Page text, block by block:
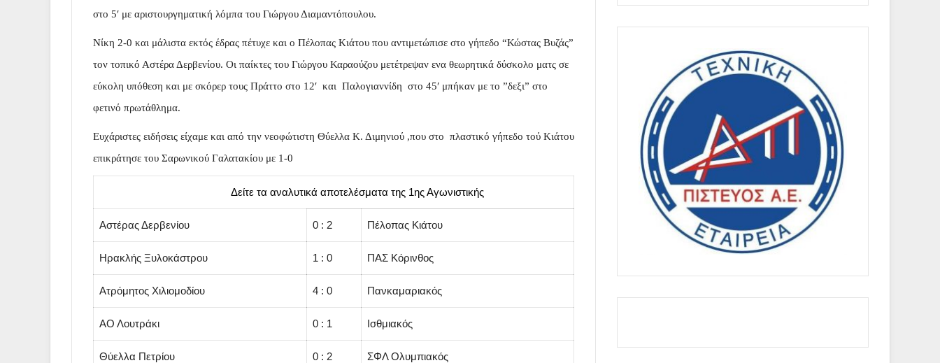
στο 5′ με αριστουργηματική λόμπα του Γιώργου Διαμαντόπουλου.
Νίκη 2-0 και μάλιστα εκτός έδρας πέτυχε και ο Πέλοπας Κιάτου που αντιμετώπισε στο γήπεδο “Κώστας Βυζάς”
τον τοπικό Αστέρα Δερβενίου. Οι παίκτες του Γιώργου Καραούζου μετέτρεψαν ενα θεωρητικά δύσκολο ματς σε
εύκολη υπόθεση και με σκόρερ τους Πράττο στο 12′ και Παλογιαννίδη στο 45′ μπήκαν με το ”δεξι” στο
φετινό πρωτάθλημα.
Ευχάριστες ειδήσεις είχαμε και από την νεοφώτιστη Θύελλα Κ. Διμηνιού ,που στο πλαστικό γήπεδο τού Κιάτου
επικράτησε του Σαρωνικού Γαλατακίου με 1-0
Δείτε τα αναλυτικά αποτελέσματα της 1ης Αγωνιστικής
Αστέρας Δερβενίου 0 : 2 Πέλοπας Κιάτου
Ηρακλής Ξυλοκάστρου 1 : 0 ΠΑΣ Κόρινθος
Ατρόμητος Χιλιομοδίου 4 : 0 Πανκαμαριακός
ΑΟ Λουτράκι 0 : 1 Ισθμιακός
Θύελλα Πετρίου 0 : 2 ΣΦΛ Ολυμπιακός